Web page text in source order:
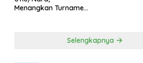
Menangkan Turnamen
Selengkapnya